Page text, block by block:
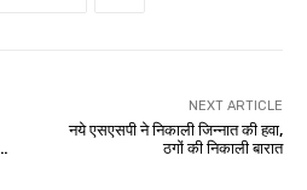
NEXT ARTICLE
नये एसएसपी ने निकाली जिन्नात की हवा,
ठगों की निकाली बारात